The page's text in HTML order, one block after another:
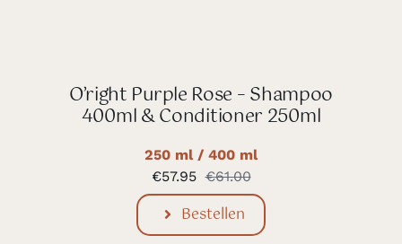
O’right Purple Rose – Shampoo
400ml & Conditioner 250ml
250 ml / 400 ml
€61.00Oorspronkelijke
prijs
€61.00.
€57.95
Huidige
prijs
€57.95.
Bestellen